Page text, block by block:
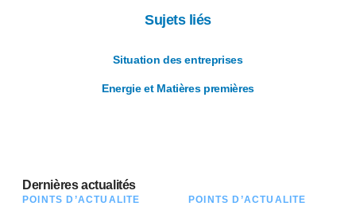
Sujets liés
Situation des entreprises
Energie et Matières premières
Dernières actualités
POINTS D’ACTUALITÉ POINTS D’ACTUALITÉ